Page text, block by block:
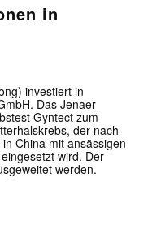
in
investiert in
Das Jenaer
Gyntect zum
der nach
China mit ansässigen
wird. Der
werden.